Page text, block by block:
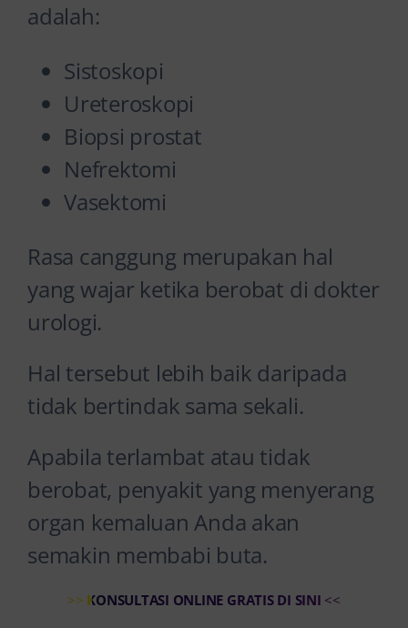
adalah:
Sistoskopi
Ureteroskopi
Biopsi prostat
Nefrektomi
Vasektomi
Rasa canggung merupakan hal
yang wajar ketika berobat di dokter
urologi.
Hal tersebut lebih baik daripada
tidak bertindak sama sekali.
Apabila terlambat atau tidak
berobat, penyakit yang menyerang
organ kemaluan Anda akan
semakin membabi buta.
>> KONSULTASI ONLINE GRATIS DI SINI <<